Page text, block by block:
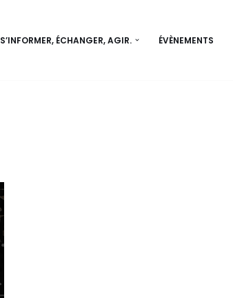
S’INFORMER, ÉCHANGER, AGIR. ÉVÈNEMENTS